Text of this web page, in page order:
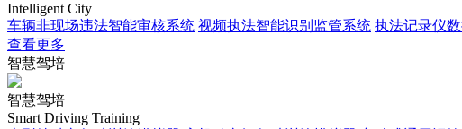
Intelligent City
车辆非现场违法智能审核系统 视频执法智能识别监管系统 执法记录仪
查看更多
智慧驾培
智慧驾培
Smart Driving Training